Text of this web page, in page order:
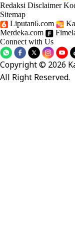
Redaksi Disclaimer
Sitemap
Liputan6.com
Merdeka.com
Connect with Us
Copyright © 2026
All Right Reserved.